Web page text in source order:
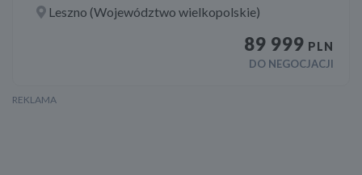
Leszno (Województwo wielkopolskie)
89 999 PLN
DO NEGOCJACJI